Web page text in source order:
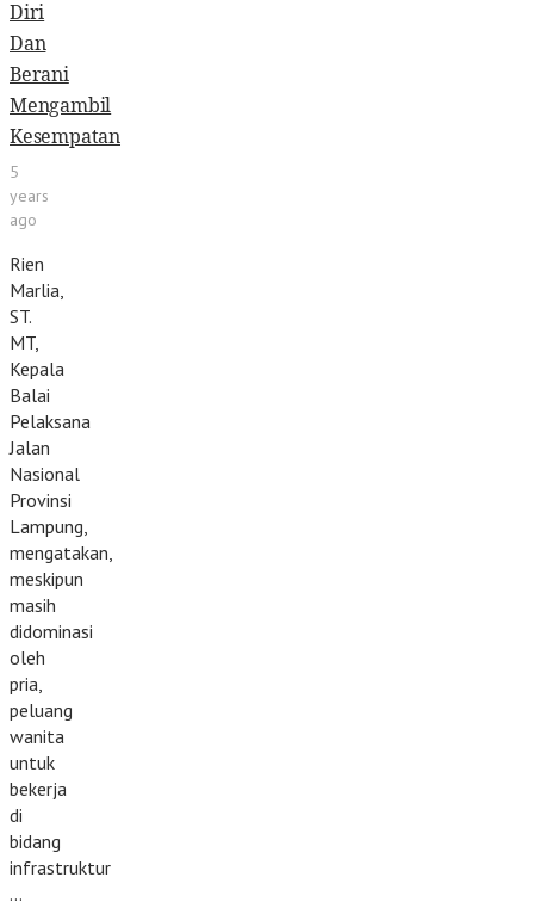
Diri
Dan
Berani
Mengambil
Kesempatan
5
years
ago
Rien
Marlia,
ST.
MT,
Kepala
Balai
Pelaksana
Jalan
Nasional
Provinsi
Lampung,
mengatakan,
meskipun
masih
didominasi
oleh
pria,
peluang
wanita
untuk
bekerja
di
bidang
infrastruktur
…